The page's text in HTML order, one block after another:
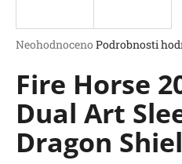
Průměrné
produktu
je
0,0
5
hvězdiček.
Neohodnoceno Podrobnosti
Fire Horse
Dual Art
Dragon
j
t
?